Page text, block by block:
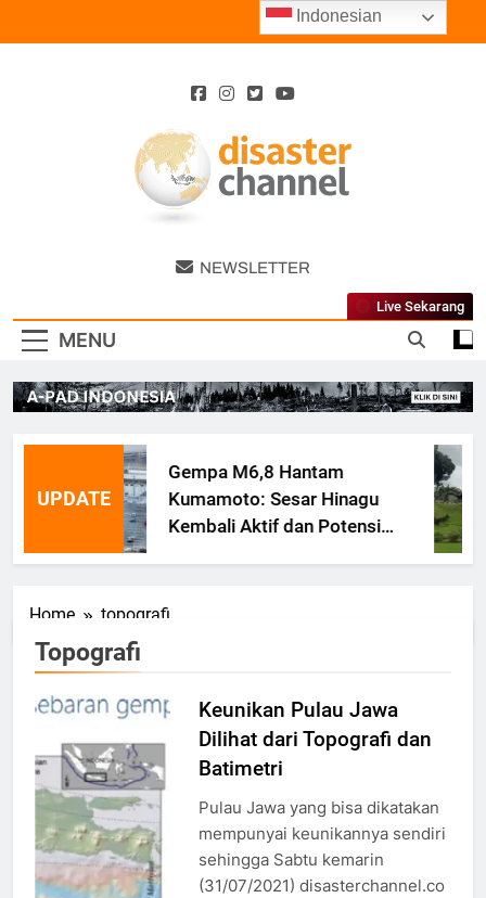
Disaster
Channel
NEWSLETTER
MENU
Live Sekarang
UPDATE
Gempa M6,8 Hantam
Kumamoto: Sesar Hinagu
Kembali Aktif dan Potensi
Gempa Susulan
Home topografi
Topografi
Tatanan
Tektonik
dan
Sebaran
Gempa di
Jawa
Keunikan Pulau Jawa
Dilihat dari Topografi dan
Batimetri
Pulau Jawa yang bisa dikatakan
mempunyai keunikannya sendiri
sehingga Sabtu kemarin
(31/07/2021) disasterchannel.co
Indonesian